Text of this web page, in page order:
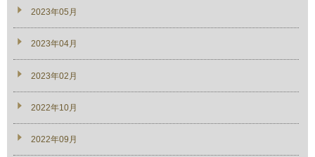
2023年05月
2023年04月
2023年02月
2022年10月
2022年09月